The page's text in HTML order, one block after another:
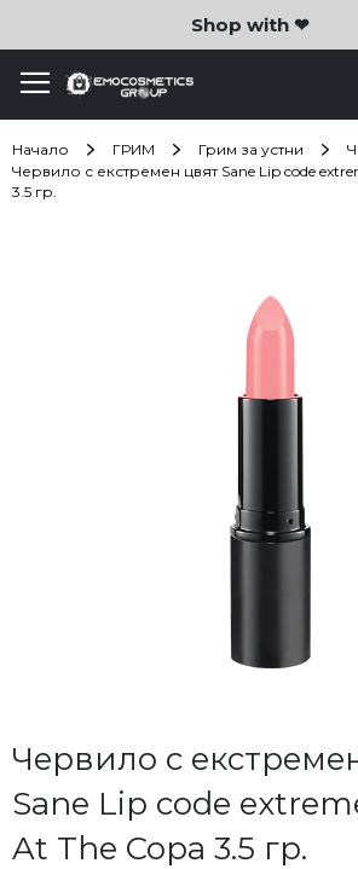
Shop with ❤
Начало ГРИМ Грим за устни
Червило с екстремен цвят Sane Lip code
3.5 гр.
Червило с
Sane Lip code
At The Copa 3.5 гр.
Преминете
към
началото
на
галерия